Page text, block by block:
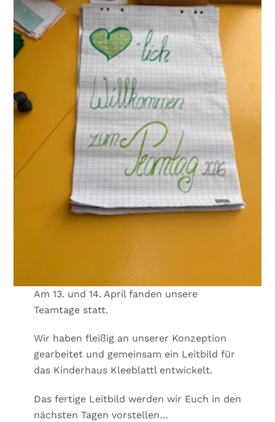
Am 13. und 14. April fanden unsere
Teamtage statt.
Wir haben fleißig an unserer Konzeption
gearbeitet und gemeinsam ein Leitbild für
das Kinderhaus Kleeblattl entwickelt.
Das fertige Leitbild werden wir Euch in den
nächsten Tagen vorstellen…